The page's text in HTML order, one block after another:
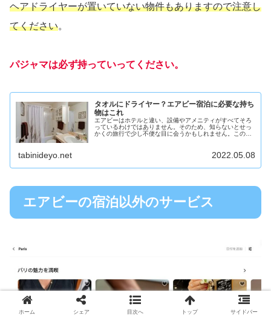
ヘアドライヤーが置いていない物件もありますので注意し
てください。
パジャマは必ず持っていってください。
タオルにドライヤー？エアビー宿泊に必要な持ち
物はこれ
エアビーはホテルと違い、設備やアメニティがすべてそろ
っているわけではありません。そのため、知らないとせっ
かくの旅行で少し不便な目に会うかもしれません。この記
tabinideyo.net 2022.05.08
エアビーの宿泊以外のサービス
ホーム シェア 目次へ トップ サイドバー